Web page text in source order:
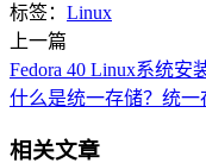
标签： Linux
上一篇
Fedora 40 Linux系统
什么是统一存储？统
相关文章